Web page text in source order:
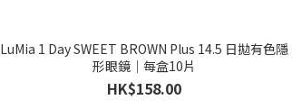
LuMia 1 Day SWEET BROWN Plus 14.5 日拋有色隱
形眼鏡｜每盒10片
HK$158.00